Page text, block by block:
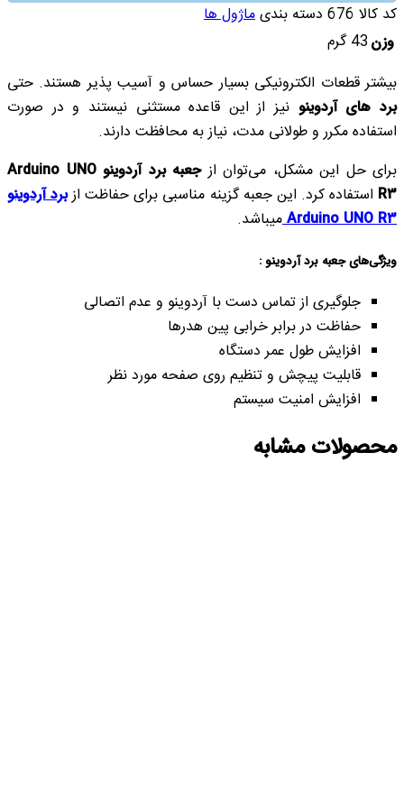
کد کالا 676 دسته بندیماژول ها
وزن43 گرم
بیشتر قطعات الکترونیکی بسیار حساس و آسیب پذیر هستند. حتی
برد های آردوینو نیز از این قاعده مستثنی نیستند و در صورت
استفاده مکرر و طولانی مدت، نیاز به محافظت دارند.
برای حل این مشکل، می‌توان از
جعبه برد آردوینو Arduino UNO
R3 استفاده کرد. این جعبه گزینه مناسبی برای حفاظت ازبرد آردوینو
Arduino UNO R3 میباشد.
ویژگی‌های جعبه برد آردوینو :
جلوگیری از تماس دست با آردوینو و عدم اتصالی
حفاظت در برابر خرابی پین هدرها
افزایش طول عمر دستگاه
قابلیت پیچش و تنظیم روی صفحه مورد نظر
افزایش امنیت سیستم
محصولات مشابه